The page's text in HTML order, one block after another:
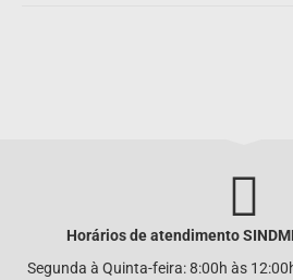
Horários de atendimento
Segunda à Quinta-feira: 8:00h às